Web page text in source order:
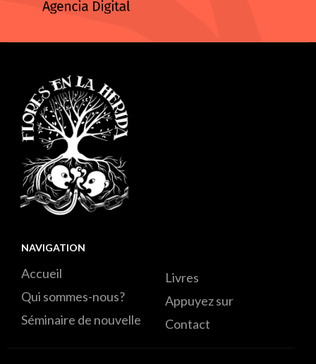
NAVIGATION
Accueil
Qui sommes-nous?
Séminaire de nouvelle
Livres
Appuyez sur
Contact